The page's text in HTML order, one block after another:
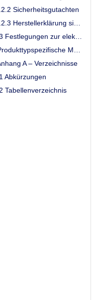
Sicherheitsgutachten
A – Verzeichnisse
Abkürzungen
Tabellenverzeichnis